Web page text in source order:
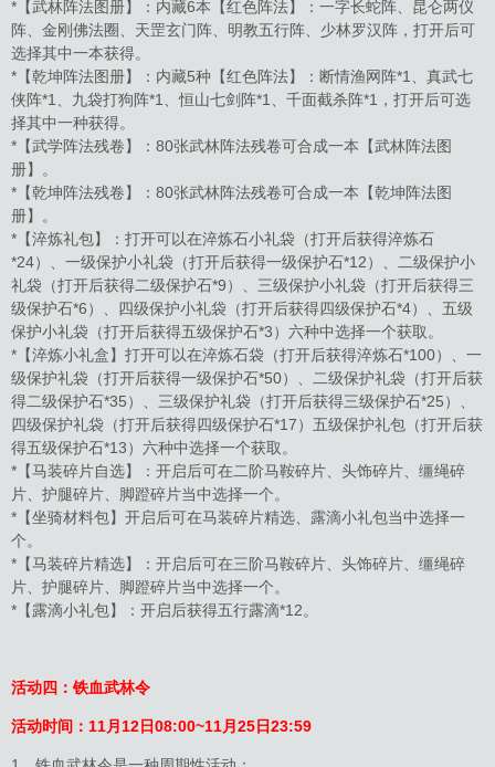
*【武林阵法图册】：内藏6本【红色阵法】：一字长蛇阵、昆仑两仪
阵、金刚佛法圈、天罡玄门阵、明教五行阵、少林罗汉阵，打开后可
选择其中一本获得。
*【乾坤阵法图册】：内藏5种【红色阵法】：断情渔网阵*1、真武七
侠阵*1、九袋打狗阵*1、恒山七剑阵*1、千面截杀阵*1，打开后可选
择其中一种获得。
*【武学阵法残卷】：80张武林阵法残卷可合成一本【武林阵法图
册】。
*【乾坤阵法残卷】：80张武林阵法残卷可合成一本【乾坤阵法图
册】。
*【淬炼礼包】：打开可以在淬炼石小礼袋（打开后获得淬炼石
*24）、一级保护小礼袋（打开后获得一级保护石*12）、二级保护小
礼袋（打开后获得二级保护石*9）、三级保护小礼袋（打开后获得三
级保护石*6）、四级保护小礼袋（打开后获得四级保护石*4）、五级
保护小礼袋（打开后获得五级保护石*3）六种中选择一个获取。
*【淬炼小礼盒】打开可以在淬炼石袋（打开后获得淬炼石*100）、一
级保护礼袋（打开后获得一级保护石*50）、二级保护礼袋（打开后获
得二级保护石*35）、三级保护礼袋（打开后获得三级保护石*25）、
四级保护礼袋（打开后获得四级保护石*17）五级保护礼包（打开后获
得五级保护石*13）六种中选择一个获取。
*【马装碎片自选】：开启后可在二阶马鞍碎片、头饰碎片、缰绳碎
片、护腿碎片、脚蹬碎片当中选择一个。
*【坐骑材料包】开启后可在马装碎片精选、露滴小礼包当中选择一
个。
*【马装碎片精选】：开启后可在三阶马鞍碎片、头饰碎片、缰绳碎
片、护腿碎片、脚蹬碎片当中选择一个。
*【露滴小礼包】：开启后获得五行露滴*12。
活动四：铁血武林令
活动时间： 11月12日08:00~11月25日23:59